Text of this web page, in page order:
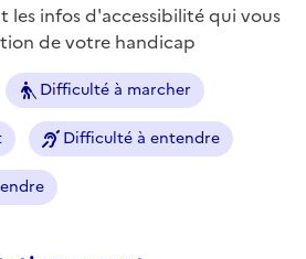
les infos d'accessibilité qui vous
de votre handicap
Difficulté à marcher
Difficulté à entendre